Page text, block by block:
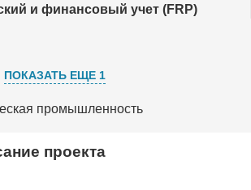
и финансовый учет (FRP)
ПОКАЗАТЬ ЕЩЕ 1
промышленность
проекта